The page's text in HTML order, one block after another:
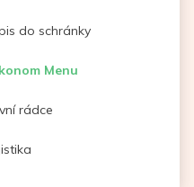
do schránky
Menu
rádce